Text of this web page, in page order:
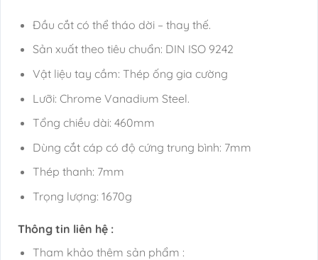
Đầu cắt có thể tháo dời – thay thế.
Sản xuất theo tiêu chuẩn: DIN ISO 9242
Vật liệu tay cầm: Thép ống gia cường
Lưỡi: Chrome Vanadium Steel.
Tổng chiều dài: 460mm
Dùng cắt cáp có độ cứng trung bình: 7mm
Thép thanh: 7mm
Trọng lượng: 1670g
Thông tin liên hệ :
Tham khảo thêm sản phẩm :